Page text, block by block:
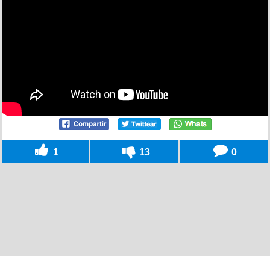
1 13 0